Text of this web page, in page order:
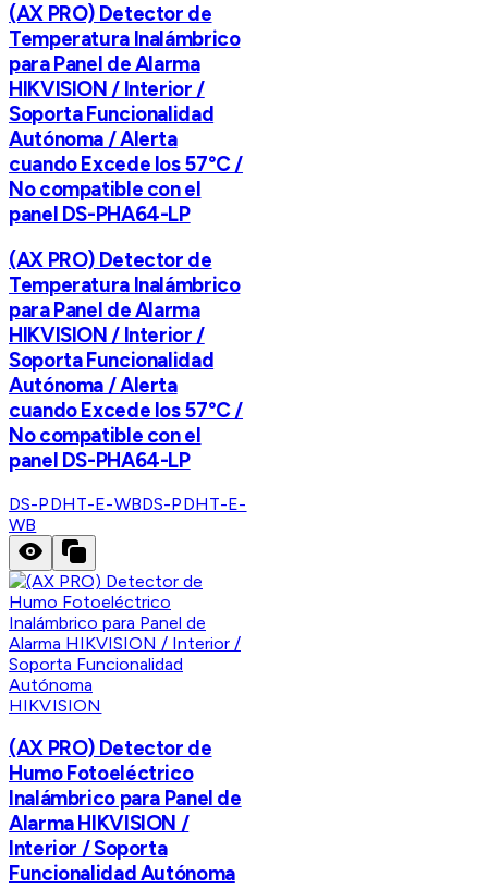
(AX PRO) Detector de
Temperatura Inalámbrico
para Panel de Alarma
HIKVISION / Interior /
Soporta Funcionalidad
Autónoma / Alerta
cuando Excede los 57°C /
No compatible con el
panel DS-PHA64-LP
(AX PRO) Detector de
Temperatura Inalámbrico
para Panel de Alarma
HIKVISION / Interior /
Soporta Funcionalidad
Autónoma / Alerta
cuando Excede los 57°C /
No compatible con el
panel DS-PHA64-LP
DS-PDHT-E-WBDS-PDHT-E-
WB
HIKVISION
(AX PRO) Detector de
Humo Fotoeléctrico
Inalámbrico para Panel de
Alarma HIKVISION /
Interior / Soporta
Funcionalidad Autónoma